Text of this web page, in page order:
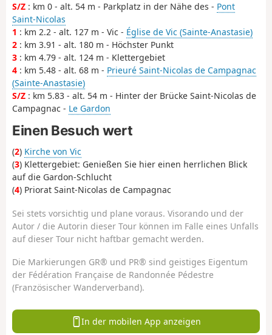
S/Z : km 0 - alt. 54 m - Parkplatz in der Nähe des - Pont
Saint-Nicolas
1 : km 2.2 - alt. 127 m - Vic - Église de Vic (Sainte-Anastasie)
2 : km 3.91 - alt. 180 m - Höchster Punkt
3 : km 4.79 - alt. 124 m - Klettergebiet
4 : km 5.48 - alt. 68 m - Prieuré Saint-Nicolas de Campagnac
(Sainte-Anastasie)
S/Z : km 5.83 - alt. 54 m - Hinter der Brücke Saint-Nicolas de
Campagnac - Le Gardon
Einen Besuch wert
(2) Kirche von Vic
(3) Klettergebiet: Genießen Sie hier einen herrlichen Blick
auf die Gardon-Schlucht
(4) Priorat Saint-Nicolas de Campagnac
Sei stets vorsichtig und plane voraus. Visorando und der
Autor / die Autorin dieser Tour können im Falle eines Unfalls
auf dieser Tour nicht haftbar gemacht werden.
Die Markierungen GR® und PR® sind geistiges Eigentum
der Fédération Française de Randonnée Pédestre
(Französischer Wanderverband).
In der mobilen App anzeigen